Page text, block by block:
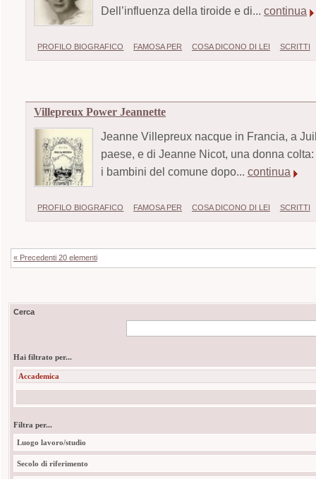
Dell’influenza della tiroide e di... continua
PROFILO BIOGRAFICO FAMOSA PER COSA DICONO DI LEI SCRITTI
Villepreux Power Jeannette
Jeanne Villepreux nacque in Francia, a
paese, e di Jeanne Nicot, una donna
i bambini del comune dopo... continua
PROFILO BIOGRAFICO FAMOSA PER COSA DICONO DI LEI SCRITTI
« Precedenti 20 elementi
Cerca
Hai filtrato per...
Accademica
Filtra per...
Luogo lavoro/studio
Secolo di riferimento